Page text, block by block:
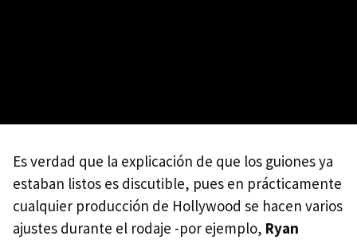
Es verdad que la explicación de que los guiones ya
estaban listos es discutible, pues en prácticamente
cualquier producción de Hollywood se hacen varios
ajustes durante el rodaje -por ejemplo, Ryan